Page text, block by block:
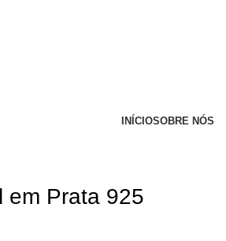
INÍCIOSOBRE NÓS
em Prata 925